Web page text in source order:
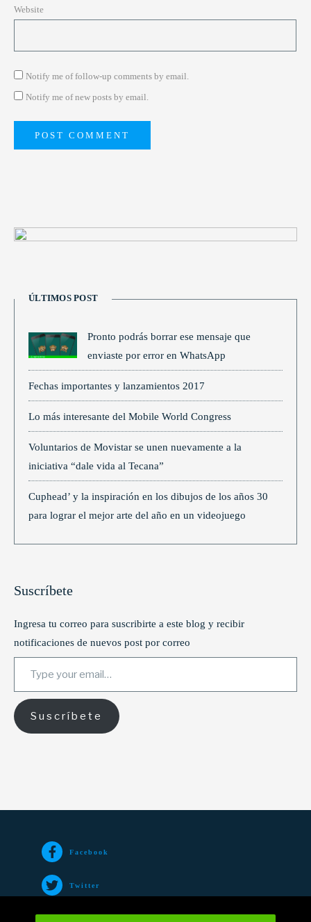
Website
Notify me of follow-up comments by email.
Notify me of new posts by email.
ÚLTIMOS POST
Pronto podrás borrar ese mensaje que
enviaste por error en WhatsApp
Fechas importantes y lanzamientos 2017
Lo más interesante del Mobile World Congress
Voluntarios de Movistar se unen nuevamente a la
iniciativa “dale vida al Tecana”
Cuphead’ y la inspiración en los dibujos de los años 30
para lograr el mejor arte del año en un videojuego
Suscríbete
Ingresa tu correo para suscribirte a este blog y recibir
notificaciones de nuevos post por correo
Type your email…
Suscríbete
Facebook
Twitter